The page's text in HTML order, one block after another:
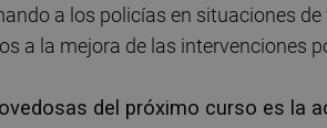
a los policías en situaciones
a la mejora de las intervenciones
del próximo curso es la